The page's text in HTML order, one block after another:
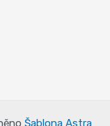
Šablona Astra